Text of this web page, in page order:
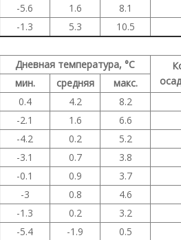
-5.6 1.6
8.1
-1.3 5.3
10.5
Дневная температура, °C
мин. средняя
макс.
0.4 4.2
8.2
-2.1 1.6
6.6
-4.2 0.2
5.2
-3.1 0.7
3.8
-0.1 0.9
3.7
-3 0.8
4.6
-1.3 0.2
3.2
-5.4 -1.9
0.5